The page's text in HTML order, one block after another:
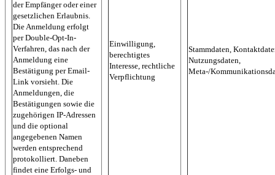
der Empfänger oder einer
gesetzlichen Erlaubnis.
Die Anmeldung erfolgt
per Double-Opt-In-
Verfahren, das nach der
Anmeldung eine
Bestätigung per Email-
Link vorsieht. Die
Anmeldungen, die
Bestätigungen sowie die
zugehörigen IP-Adressen
und die optional
angegebenen Namen
werden entsprechend
protokolliert. Daneben
findet eine Erfolgs- und
Einwilligung,
berechtigtes
Interesse, rechtliche
Verpflichtung
Stammdaten,
Nutzungsdaten,
Meta-/